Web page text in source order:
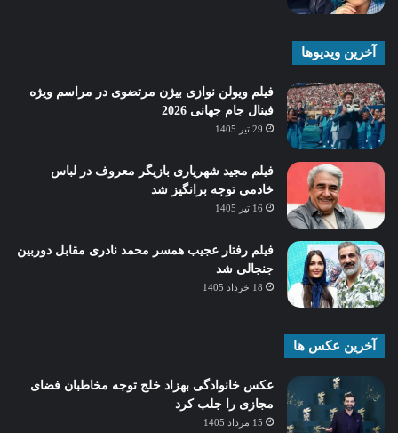
آخرین ویدیوها
فیلم ویولن نوازی بیژن مرتضوی در مراسم ویژه
فینال جام جهانی 2026
29 تیر 1405
فیلم مجید شهریاری بازیگر معروف در لباس
خادمی توجه برانگیز شد
16 تیر 1405
فیلم رفتار عجیب همسر محمد نادری مقابل دوربین
جنجالی شد
18 خرداد 1405
آخرین عکس ها
عکس خانوادگی بهزاد خلج توجه مخاطبان فضای
مجازی را جلب کرد
15 مرداد 1405